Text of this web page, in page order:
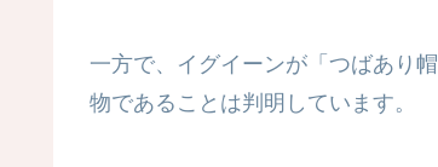
一方で、イグイーンが「つばあり
物であることは判明しています。